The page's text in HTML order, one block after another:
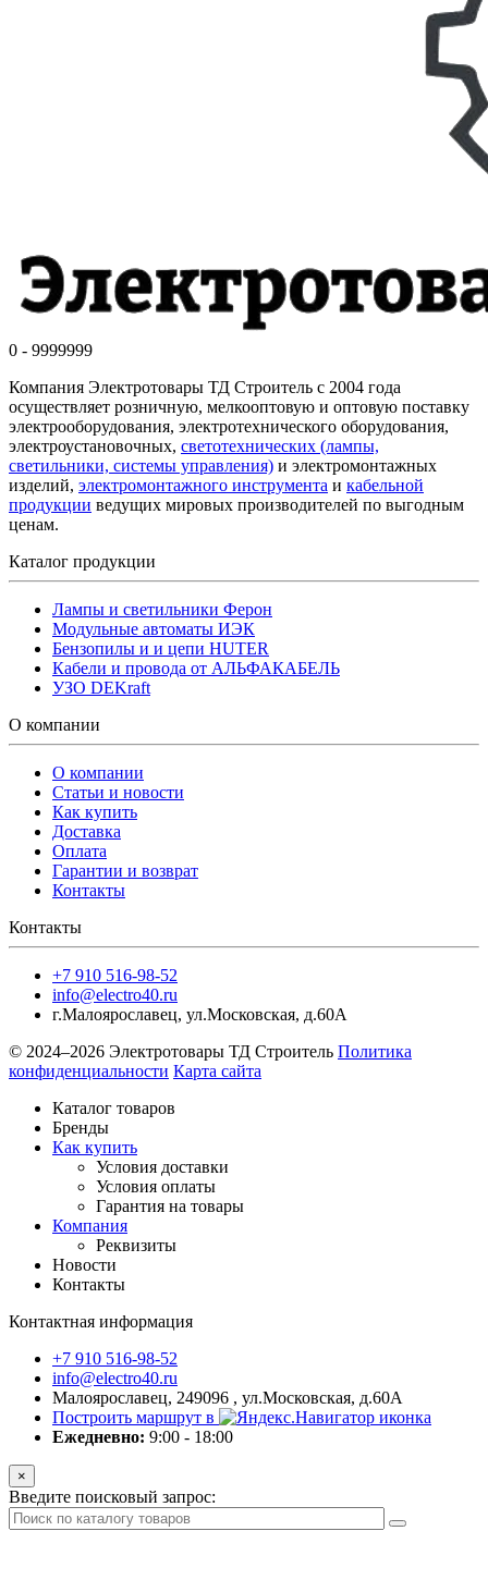
0 - 9999999
Компания Электротовары ТД Строитель с 2004 года
осуществляет розничную, мелкооптовую и оптовую поставку
электрооборудования, электротехнического оборудования,
электроустановочных, светотехнических (лампы,
светильники, системы управления) и электромонтажных
изделий, электромонтажного инструмента и кабельной
продукции ведущих мировых производителей по выгодным
ценам.
Каталог продукции
Лампы и светильники Ферон
Модульные автоматы ИЭК
Бензопилы и и цепи HUTER
Кабели и провода от АЛЬФАКАБЕЛЬ
УЗО DEKraft
О компании
О компании
Статьи и новости
Как купить
Доставка
Оплата
Гарантии и возврат
Контакты
Контакты
+7 910 516-98-52
info@electro40.ru
г.Малоярославец, ул.Московская, д.60А
© 2024–2026 Электротовары ТД Строитель Политика
конфиденциальности Карта сайта
Каталог товаров
Бренды
Как купить
Условия доставки
Условия оплаты
Гарантия на товары
Компания
Реквизиты
Новости
Контакты
Контактная информация
+7 910 516-98-52
info@electro40.ru
Малоярославец, 249096 , ул.Московская, д.60А
Построить маршрут в
Ежедневно: 9:00 - 18:00
×
Введите поисковый запрос: